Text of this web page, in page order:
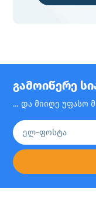
გამოიწერე
… და მიიღე უფასო